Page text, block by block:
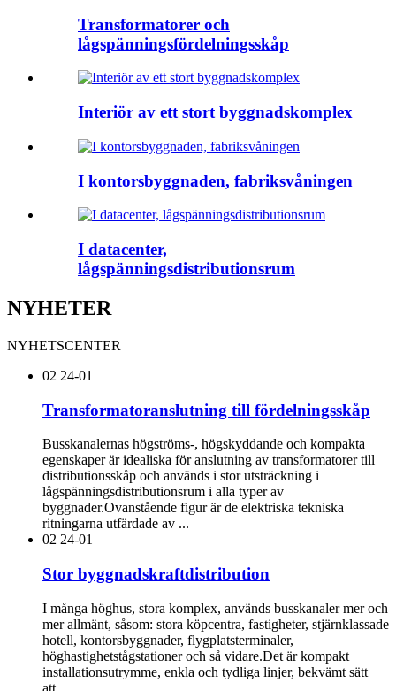
Transformatorer och
lågspänningsfördelningsskåp
Interiör av ett stort byggnadskomplex
I kontorsbyggnaden, fabriksvåningen
I datacenter,
lågspänningsdistributionsrum
NYHETER
NYHETSCENTER
02 24-01
Transformatoranslutning till fördelningsskåp
Busskanalernas högströms-, högskyddande och kompakta
egenskaper är idealiska för anslutning av transformatorer till
distributionsskåp och används i stor utsträckning i
lågspänningsdistributionsrum i alla typer av
byggnader.Ovanstående figur är de elektriska tekniska
ritningarna utfärdade av ...
02 24-01
Stor byggnadskraftdistribution
I många höghus, stora komplex, används busskanaler mer och
mer allmänt, såsom: stora köpcentra, fastigheter, stjärnklassade
hotell, kontorsbyggnader, flygplatsterminaler,
höghastighetstågstationer och så vidare.Det är kompakt
installationsutrymme, enkla och tydliga linjer, bekvämt sätt
att...